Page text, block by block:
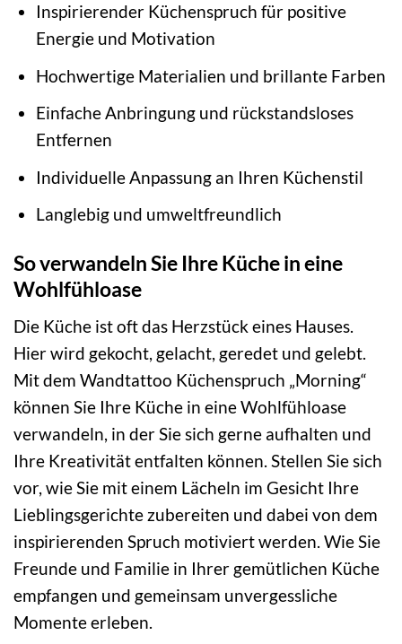
Inspirierender Küchenspruch für positive
Energie und Motivation
Hochwertige Materialien und brillante Farben
Einfache Anbringung und rückstandsloses
Entfernen
Individuelle Anpassung an Ihren Küchenstil
Langlebig und umweltfreundlich
So verwandeln Sie Ihre Küche in eine
Wohlfühloase
Die Küche ist oft das Herzstück eines Hauses.
Hier wird gekocht, gelacht, geredet und gelebt.
Mit dem Wandtattoo Küchenspruch „Morning“
können Sie Ihre Küche in eine Wohlfühloase
verwandeln, in der Sie sich gerne aufhalten und
Ihre Kreativität entfalten können. Stellen Sie sich
vor, wie Sie mit einem Lächeln im Gesicht Ihre
Lieblingsgerichte zubereiten und dabei von dem
inspirierenden Spruch motiviert werden. Wie Sie
Freunde und Familie in Ihrer gemütlichen Küche
empfangen und gemeinsam unvergessliche
Momente erleben.